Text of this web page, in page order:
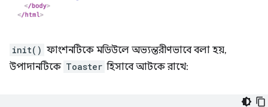
init() ফাংশনটিকে মডিউলে অভ্যন্তরীণভাবে বলা হয়,
উপাদানটিকে Toaster হিসাবে আটকে রাখে: